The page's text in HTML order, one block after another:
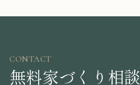
CONTACT
無料家づくり相談